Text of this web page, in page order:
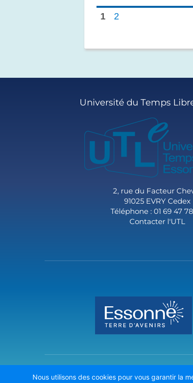
1
2
Université du Temps
2, rue du Facteur
91025 EVRY Cedex
Téléphone : 01 69 47
Contacter l'UTL
Nous utilisons des cookies pour vous garantir la